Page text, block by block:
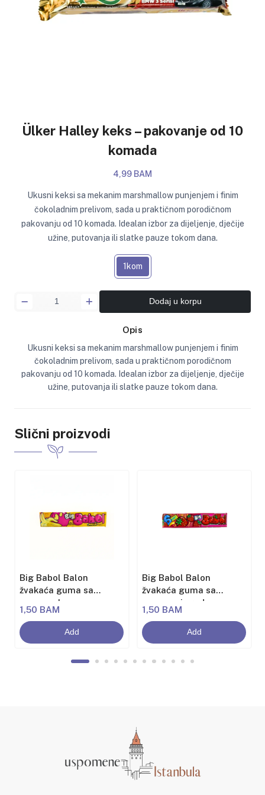
Ülker Halley keks – pakovanje od 10
komada
4,99 BAM
Ukusni keksi sa mekanim marshmallow punjenjem i finim
čokoladnim prelivom, sada u praktičnom porodičnom
pakovanju od 10 komada. Idealan izbor za dijeljenje, dječije
užine, putovanja ili slatke pauze tokom dana.
1kom
Dodaj u korpu
Opis
Ukusni keksi sa mekanim marshmallow punjenjem i finim
čokoladnim prelivom, sada u praktičnom porodičnom
pakovanju od 10 komada. Idealan izbor za dijeljenje, dječije
užine, putovanja ili slatke pauze tokom dana.
Slični proizvodi
Big Babol Balon
žvakaća guma sa
aromom banane
1,50 BAM
Add
Big Babol Balon
žvakaća guma sa
aromom jagode
1,50 BAM
Add